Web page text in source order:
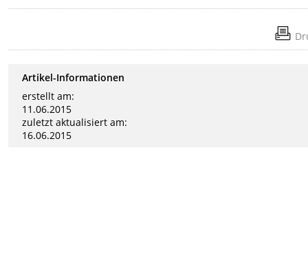
Artikel-Informationen
erstellt am:
11.06.2015
zuletzt aktualisiert am:
16.06.2015